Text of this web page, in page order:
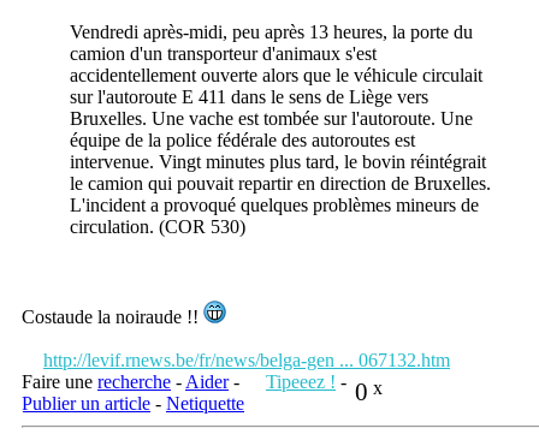
Vendredi après-midi, peu après 13 heures, la porte du
camion d'un transporteur d'animaux s'est
accidentellement ouverte alors que le véhicule circulait
sur l'autoroute E 411 dans le sens de Liège vers
Bruxelles. Une vache est tombée sur l'autoroute. Une
équipe de la police fédérale des autoroutes est
intervenue. Vingt minutes plus tard, le bovin réintégrait
le camion qui pouvait repartir en direction de Bruxelles.
L'incident a provoqué quelques problèmes mineurs de
circulation. (COR 530)
Costaude la noiraude !!
http://levif.rnews.be/fr/news/belga-gen ... 067132.htm
0 x
Faire une recherche - Aider- Tipeeez ! -
Publier un article - Netiquette